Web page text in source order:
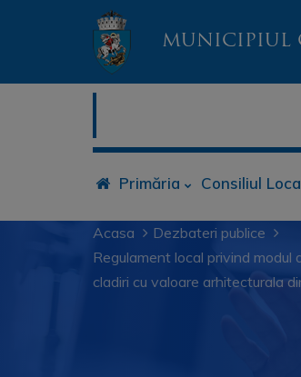
MUNICIPIUL
Primăria Consiliul
Acasa
Dezbateri publice
Regulament local privind
cladiri cu valoare arhitecturala